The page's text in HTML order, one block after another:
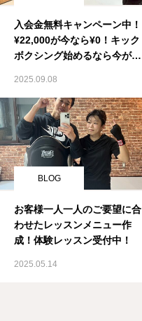
入会金無料キャンペーン中！
¥22,000が今なら¥0！キック
ボクシング始めるなら今がチ
2025.09.08
BLOG
お客様一人一人のご要望に合
わせたレッスンメニュー作
成！体験レッスン受付中！
2025.05.14